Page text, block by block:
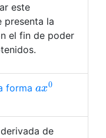
este
presenta la
el fin de poder
forma 0
de